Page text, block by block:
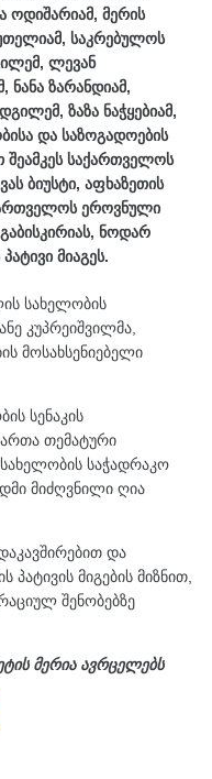
ოდიშარიამ, მერის
საკრებულოს
ლევან
ნანა ზარანდიამ,
ზაზა ნაჭყებიამ,
და საზოგადოების
შეამკეს საქართველოს
ბიუსტი, აფხაზეთის
ეროვნული
ნოდარ
მიაგეს.
სახელობის
კუპრეიშვილმა,
მოსახსენიებელი
სენაკის
თემატური
საჭადრაკო
მიძღვნილი ღია
და
მიგების მიზნით,
შენობებზე
მერია ავრცელებს